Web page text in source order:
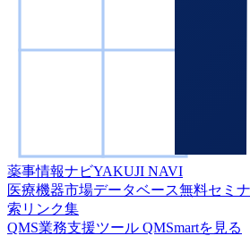
薬事情報ナビYAKUJI NAVI
医療機器市場データベース無料セミ
索 リンク集
QMS業務支援ツール QMSmartを見る